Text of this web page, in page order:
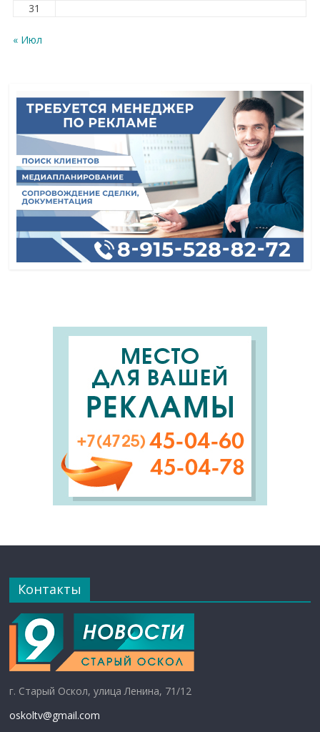
31
« Июл
Контакты
г. Старый Оскол, улица Ленина, 71/12
oskoltv@gmail.com